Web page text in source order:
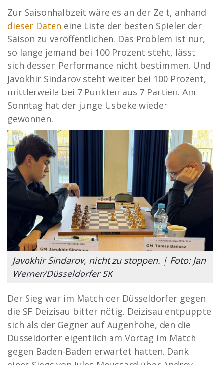
Zur Saisonhalbzeit wäre es an der Zeit, anhand
dieser Daten eine Liste der besten Spieler der
Saison zu veröffentlichen. Das Problem ist nur,
so lange jemand bei 100 Prozent steht, lässt
sich dessen Performance nicht bestimmen. Und
Javokhir Sindarov steht weiter bei 100 Prozent,
mittlerweile bei 7 Punkten aus 7 Partien. Am
Sonntag hat der junge Usbeke wieder
gewonnen.
Javokhir Sindarov, nicht zu stoppen. | Foto: Jan
Werner/Düsseldorfer SK
Der Sieg war im Match der Düsseldorfer gegen
die SF Deizisau bitter nötig. Deizisau entpuppte
sich als der Gegner auf Augenhöhe, den die
Düsseldorfer eigentlich am Vortag im Match
gegen Baden-Baden erwartet hatten. Dank